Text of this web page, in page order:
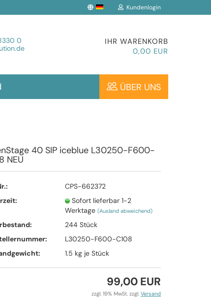
Kundenlogin
Konto erstellen
Passwort vergessen?
0
IHR WARENKORB
0,00 EUR
ÜBER UNS
40 SIP iceblue L30250-F600-
NEU
CPS-662372
Sofort lieferbar 1-2
Werktage (Ausland abweichend)
244 Stück
L30250-F600-C108
1.5 kg je Stück
99,00 EUR
zzgl. 19% MwSt. zzgl. Versand